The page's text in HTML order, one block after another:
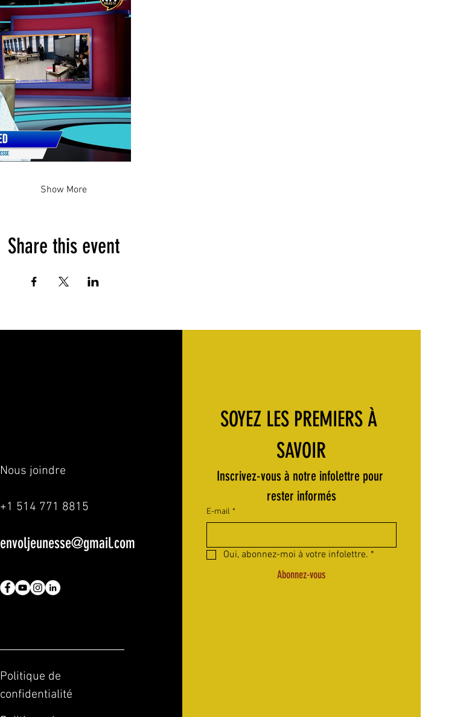
Show More
Share this event
Nous joindre
+1 514 771 8815
envoljeunesse@gmail.com
Politique de
confidentialité
SOYEZ LES PREMIERS À
SAVOIR
Inscrivez-vous à notre infolettre pour
rester informés
E-mail *
Oui, abonnez-moi à votre infolettre. *
Abonnez-vous